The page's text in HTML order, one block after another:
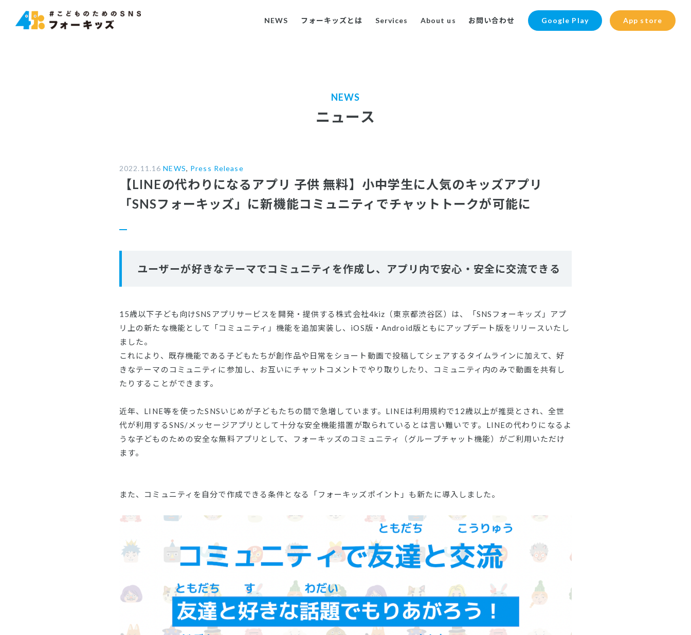
NEWS フォーキッズとは Services About us お問い合わせ Google Play App store
NEWS
ニュース
2022.11.16 NEWS, Press Release
【LINEの代わりになるアプリ 子供 無料】小中学生に人気のキッズアプリ
「SNSフォーキッズ」に新機能コミュニティでチャットトークが可能に
ユーザーが好きなテーマでコミュニティを作成し、アプリ内で安心・安全に交流できる
15歳以下子ども向けSNSアプリサービスを開発・提供する​株式会社4kiz（東京都渋谷区）は、「SNSフォーキッズ」アプ
リ上の新たな機能として「コミュニティ」機能を追加実装し、iOS版・Android版ともにアップデート版をリリースいたし
ました。
これにより、既存機能である子どもたちが創作品や日常をショート動画で投稿してシェアするタイムラインに加えて、好
きなテーマのコミュニティに参加し、お互いにチャットコメントでやり取りしたり、コミュニティ内のみで動画を共有し
たりすることができます。
近年、LINE等を使ったSNSいじめが子どもたちの間で急増しています。LINEは利用規約で12歳以上が推奨とされ、全世
代が利用するSNS/メッセージアプリとして十分な安全機能措置が取られているとは言い難いです。LINEの代わりになるよ
うな子どものための安全な無料アプリとして、フォーキッズのコミュニティ（グループチャット機能）がご利用いただけ
ます。
また、コミュニティを自分で作成できる条件となる「フォーキッズポイント」も新たに導入しました。